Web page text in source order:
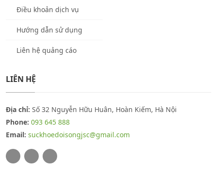
Điều khoản dịch vụ
Hướng dẫn sử dụng
Liên hệ quảng cáo
LIÊN HỆ
Địa chỉ: Số 32 Nguyễn Hữu Huân, Hoàn Kiếm, Hà Nội
Phone: 093 645 888
Email: suckhoedoisongjsc@gmail.com